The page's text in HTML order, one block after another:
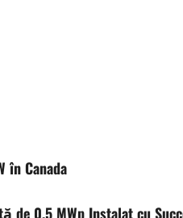
în Canada
de 0,5 MWp Instalat cu